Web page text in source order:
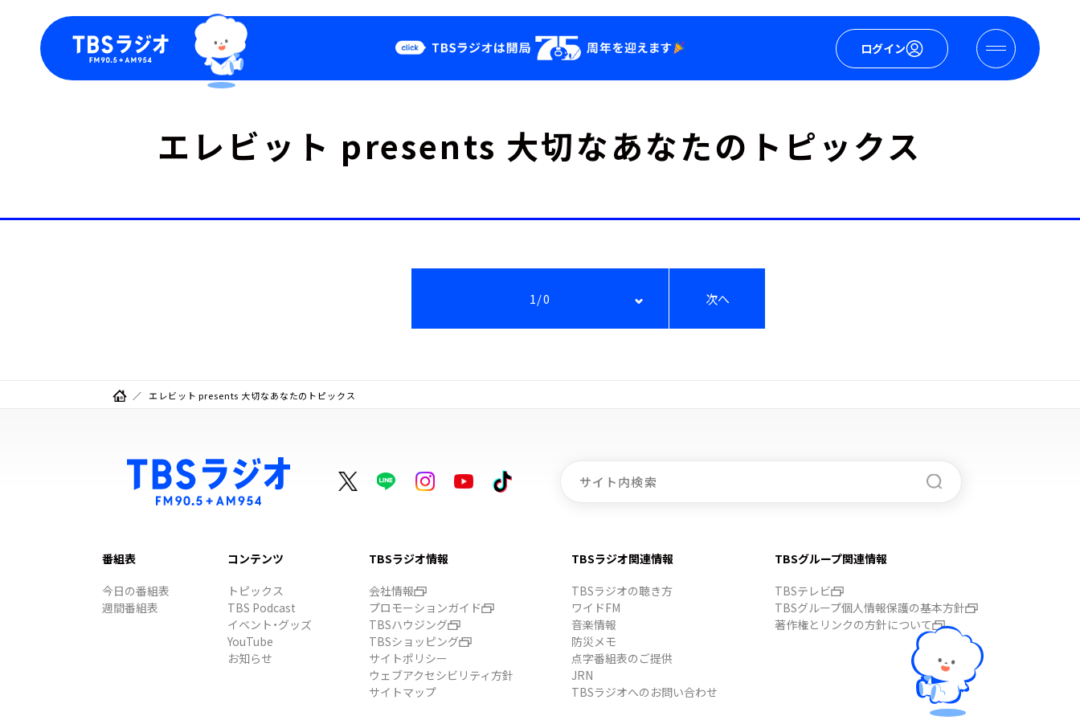
ログイン
週間番組表
Podcast
ズ
YouTube
エレビット presents 大切なあなたのトピックス
1/0 次へ
エレビット presents 大切なあなたのトピックス
番組表
今日の番組表
週間番組表
コンテンツ
トピックス
TBS Podcast
イベント・グッズ
YouTube
お知らせ
TBSラジオ情報
会社情報
プロモーションガイド
TBSハウジング
TBSショッピング
サイトポリシー
ウェブアクセシビリティ方針
サイトマップ
TBSラジオ関連情報
TBSラジオの聴き方
ワイドFM
音楽情報
防災メモ
点字番組表のご提供
JRN
TBSラジオへのお問い合わせ
TBSグループ関連情報
TBSテレビ
TBSグループ個人情報保護の基本方針
著作権とリンクの方針について